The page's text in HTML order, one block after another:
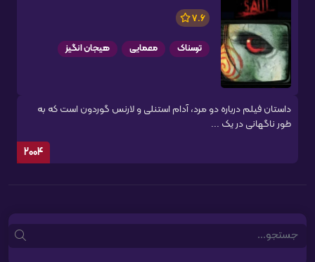
7.6
ترسناک معمایی هیجان انگیز
داستان فیلم درباره دو مرد، آدام استنلی و لارنس گوردون است که به
طور ناگهانی در یک ...
2004
Search